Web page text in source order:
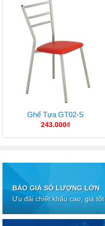
Ghế Tựa GT02-S
243.000₫
BÁO GIÁ SỐ LƯỢNG LỚN
Ưu đãi chiết khấu cao, giá tốt